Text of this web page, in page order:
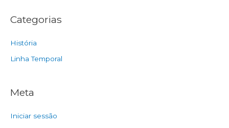
Categorias
História
Linha Temporal
Meta
Iniciar sessão